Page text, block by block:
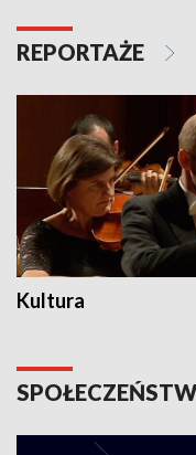
REPORTAŻE
Kultura